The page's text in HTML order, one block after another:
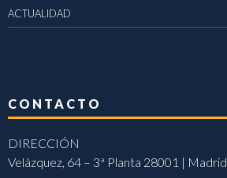
ACTUALIDAD
CONTACTO
DIRECCIÓN
Velázquez, 64 – 3ª Planta 28001 | Madrid